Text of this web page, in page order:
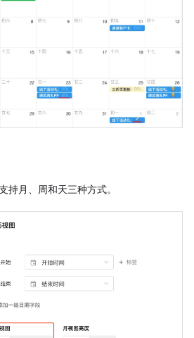
持月、周和天三种方式。